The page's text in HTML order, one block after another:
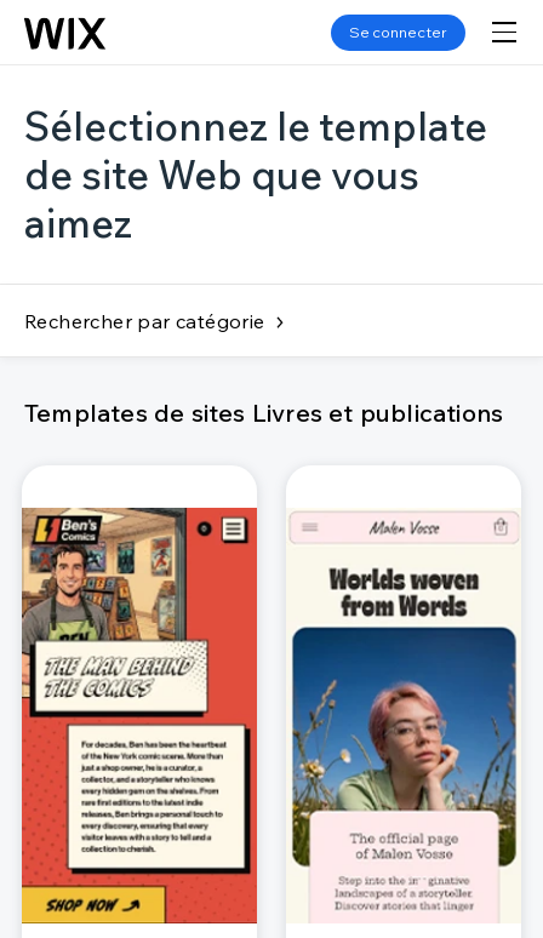
Se connecter
Sélectionnez le template
de site Web que vous
aimez
Rechercher par catégorie
Templates de sites Livres et publications